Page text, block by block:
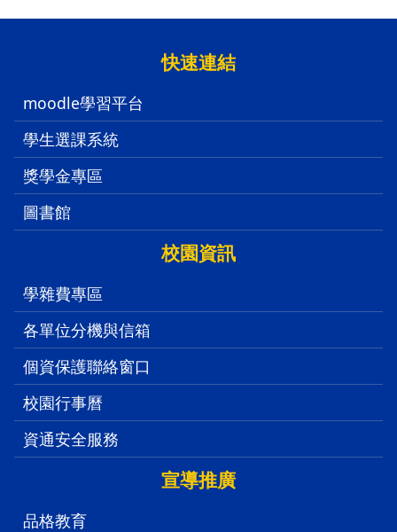
快速連結
moodle學習平台
學生選課系統
獎學金專區
圖書館
校園資訊
學雜費專區
各單位分機與信箱
個資保護聯絡窗口
校園行事曆
資通安全服務
宣導推廣
品格教育